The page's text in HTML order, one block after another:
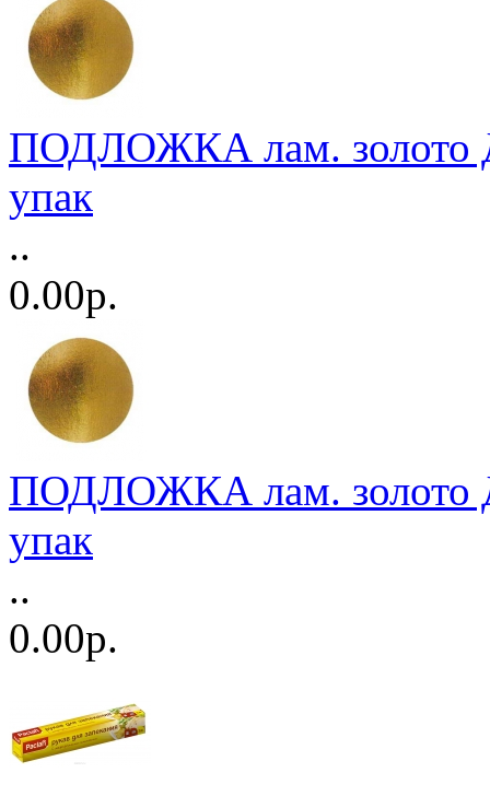
ПОДЛОЖКА лам. золото
упак
..
0.00р.
ПОДЛОЖКА лам. золото
упак
..
0.00р.